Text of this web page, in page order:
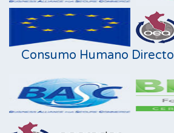
Consumo Humano Directo